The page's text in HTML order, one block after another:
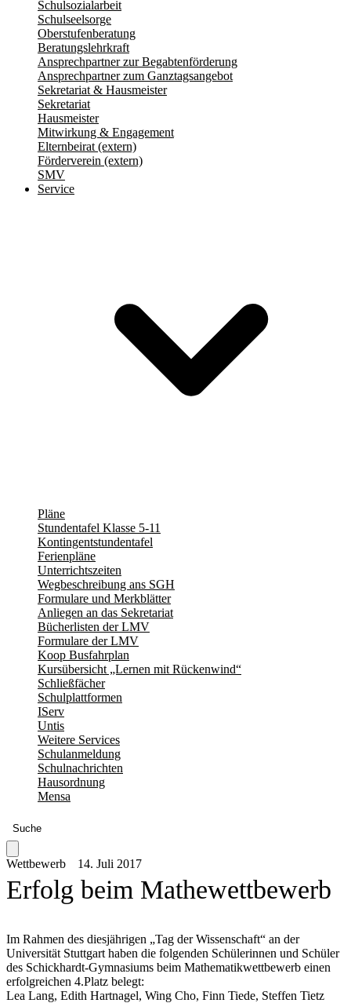
Schulsozialarbeit
Schulseelsorge
Oberstufenberatung
Beratungslehrkraft
Ansprechpartner zur Begabtenförderung
Ansprechpartner zum Ganztagsangebot
Sekretariat & Hausmeister
Sekretariat
Hausmeister
Mitwirkung & Engagement
Elternbeirat (extern)
Förderverein (extern)
SMV
Service
Pläne
Stundentafel Klasse 5-11
Kontingentstundentafel
Ferienpläne
Unterrichtszeiten
Wegbeschreibung ans SGH
Formulare und Merkblätter
Anliegen an das Sekretariat
Bücherlisten der LMV
Formulare der LMV
Koop Busfahrplan
Kursübersicht „Lernen mit Rückenwind“
Schließfächer
Schulplattformen
IServ
Untis
Weitere Services
Schulanmeldung
Schulnachrichten
Hausordnung
Mensa
Suche
Wettbewerb 14. Juli 2017
Erfolg beim Mathewettbewerb
Im Rahmen des diesjährigen „Tag der Wissenschaft“ an der
Universität Stuttgart haben die folgenden Schülerinnen und Schüler
des Schickhardt-Gymnasiums beim Mathematikwettbewerb einen
erfolgreichen 4.Platz belegt:
Lea Lang, Edith Hartnagel, Wing Cho, Finn Tiede, Steffen Tietz